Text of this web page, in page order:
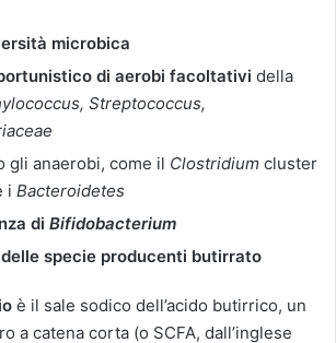
microbica
di aerobi facoltativi della
Streptococcus,
gli anaerobi, come il Clostridium cluster
i Bacteroidetes
di Bifidobacterium
specie producenti butirrato
è il sale sodico dell’acido butirrico, un
a catena corta (o SCFA, dall’inglese